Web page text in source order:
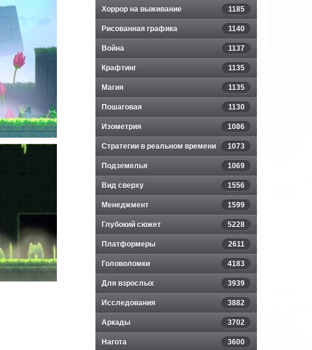
Хоррор на выживание 1185
Рисованная графика 1140
Война 1137
Крафтинг 1135
Магия 1135
Пошаговая 1130
Изометрия 1086
Стратегии в реальном времени 1073
Подземелья 1069
Вид сверху 1556
Менеджмент 1599
Глубокий сюжет 5228
Платформеры 2611
Головоломки 4183
Для взрослых 3939
Исследования 3882
Аркады 3702
Нагота 3600